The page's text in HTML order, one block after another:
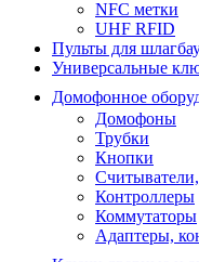
NFC метки
UHF RFID
Пульты для
Универсальные
Домофонное
Домофоны
Трубки
Кнопки
Контроллеры
Коммутаторы
Адаптеры,